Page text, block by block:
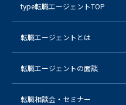
type転職エージェントTOP
転職エージェントとは
転職エージェントの面談
転職相談会・セミナー